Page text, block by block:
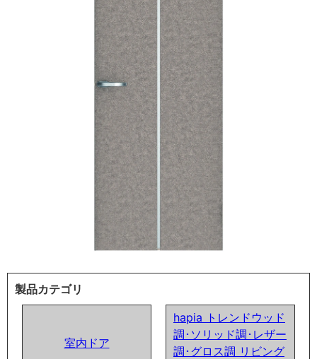
製品カテゴリ
室内ドア
hapia トレンドウッド
調･ソリッド調･レザー
調･グロス調 リビング